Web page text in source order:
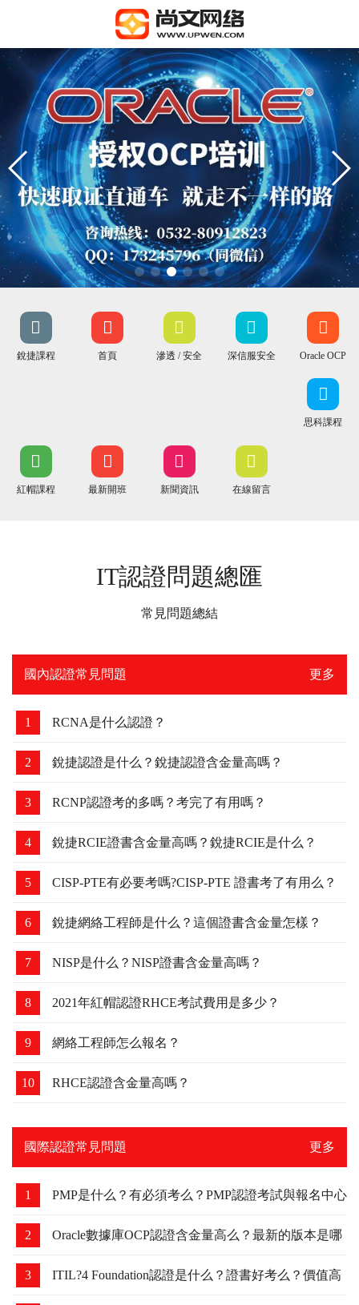
銳捷課程 首頁 滲透 / 安全 深信服安全 Oracle OCP
思科課程
紅帽課程 最新開班 新聞資訊 在線留言
IT認證問題總匯
常見問題總結
國內認證常見問題 更多
1 RCNA是什么認證？
2 銳捷認證是什么？銳捷認證含金量高嗎？
3 RCNP認證考的多嗎？考完了有用嗎？
4 銳捷RCIE證書含金量高嗎？銳捷RCIE是什么？
5 CISP-PTE有必要考嗎?CISP-PTE 證書考了有用么？
6 銳捷網絡工程師是什么？這個證書含金量怎樣？
7 NISP是什么？NISP證書含金量高嗎？
8 2021年紅帽認證RHCE考試費用是多少？
9 網絡工程師怎么報名？
10 RHCE認證含金量高嗎？
國際認證常見問題 更多
1 PMP是什么？有必須考么？PMP認證考試與報名中心
2 Oracle數據庫OCP認證含金量高么？最新的版本是哪
個？
3 ITIL?4 Foundation認證是什么？證書好考么？價值高